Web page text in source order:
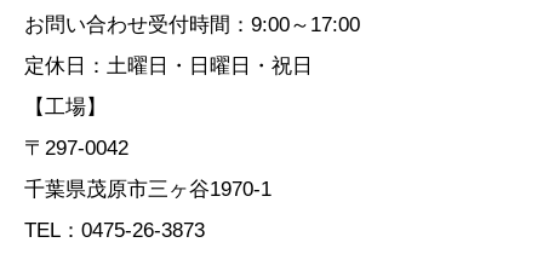
お問い合わせ受付時間：9:00～17:00
定休日：土曜日・日曜日・祝日
【工場】
〒297-0042
千葉県茂原市三ヶ谷1970-1
TEL：0475-26-3873